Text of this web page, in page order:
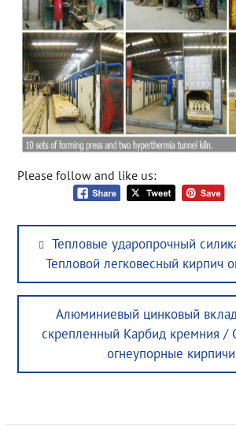
Please follow and like us:
Post
navigation
Previous
post:
Тепловые ударопрочный
Тепловой легковесный кирпич
Next
post:
Алюминиевый цинковый
скрепленный Карбид кремния /
огнеупорные кирпичи